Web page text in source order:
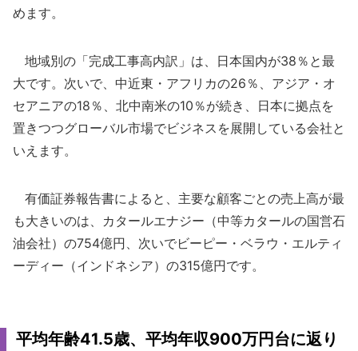
めます。
地域別の「完成工事高内訳」は、日本国内が38％と最
大です。次いで、中近東・アフリカの26％、アジア・オ
セアニアの18％、北中南米の10％が続き、日本に拠点を
置きつつグローバル市場でビジネスを展開している会社と
いえます。
有価証券報告書によると、主要な顧客ごとの売上高が最
も大きいのは、カタールエナジー（中等カタールの国営石
油会社）の754億円、次いでビーピー・ベラウ・エルティ
ーディー（インドネシア）の315億円です。
平均年齢41.5歳、平均年収900万円台に返り